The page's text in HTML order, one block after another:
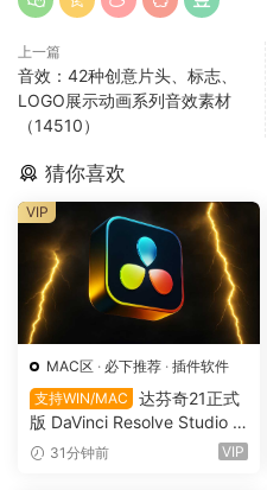
上一篇
音效：42种创意片头、标志、
LOGO展示动画系列音效素材
（14510）
猜你喜欢
MAC区 · 必下推荐 · 插件软件
支持WIN/MAC
达芬奇21正式
版 DaVinci Resolve Studio 2
1.0.4 支持Win/Mac（9736）
31分钟前 VIP
VIP